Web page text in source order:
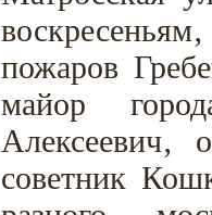
пожаров
майор
Алексеевич‚
советник